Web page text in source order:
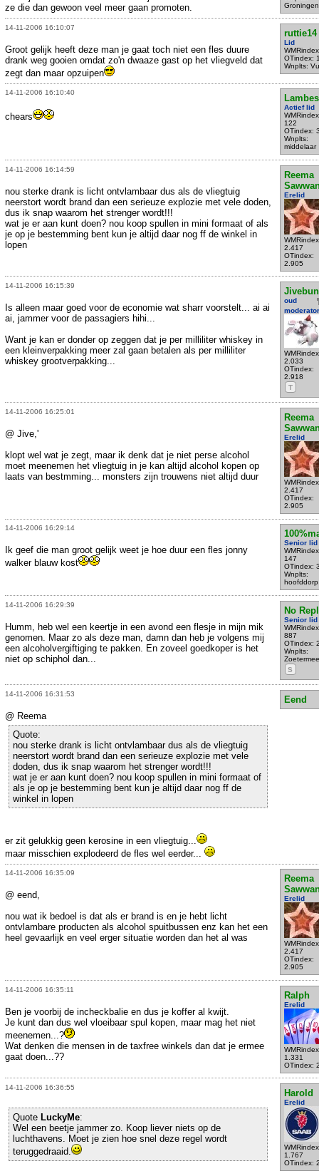
Groningen
ze die dan gewoon veel meer gaan promoten.
14-11-2006 16:10:07
ruttie14
Lid
OTindex:
Wnplts:
Groot gelijk heeft deze man je gaat toch niet een fles duure
drank weg gooien omdat zo'n dwaaze gast op het vliegveld dat
zegt dan maar opzuipen
14-11-2006 16:10:40
Actief lid
122
OTindex:
Wnplts:
middelaar
chears
14-11-2006 16:14:59
Reema
Erelid
2.417
OTindex:
2.905
nou sterke drank is licht ontvlambaar dus als de vliegtuig
neerstort wordt brand dan een serieuze explozie met vele doden,
dus ik snap waarom het strenger wordt!!!
wat je er aan kunt doen? nou koop spullen in mini formaat of als
je op je bestemming bent kun je altijd daar nog ff de winkel in
lopen
14-11-2006 16:15:39
oud
moderator
2.033
OTindex:
2.918
T
Is alleen maar goed voor de economie wat sharr voorstelt... ai ai
ai, jammer voor de passagiers hihi...
Want je kan er donder op zeggen dat je per milliliter whiskey in
een kleinverpakking meer zal gaan betalen als per milliliter
whiskey grootverpakking...
14-11-2006 16:25:01
Reema
Erelid
2.417
OTindex:
2.905
@ Jive,'
klopt wel wat je zegt, maar ik denk dat je niet perse alcohol
moet meenemen het vliegtuig in je kan altijd alcohol kopen op
laats van bestmming... monsters zijn trouwens niet altijd duur
14-11-2006 16:29:14
Senior lid
147
OTindex:
Wnplts:
hoofddorp
Ik geef die man groot gelijk weet je hoe duur een fles jonny
walker blauw kost
14-11-2006 16:29:39
No
Senior lid
887
OTindex:
Wnplts:
S
Humm, heb wel een keertje in een avond een flesje in mijn mik
genomen. Maar zo als deze man, damn dan heb je volgens mij
een alcoholvergiftiging te pakken. En zoveel goedkoper is het
niet op schiphol dan...
14-11-2006 16:31:53
Eend
@ Reema
Quote:
nou sterke drank is licht ontvlambaar dus als de vliegtuig
neerstort wordt brand dan een serieuze explozie met vele
doden, dus ik snap waarom het strenger wordt!!!
wat je er aan kunt doen? nou koop spullen in mini formaat of
als je op je bestemming bent kun je altijd daar nog ff de
winkel in lopen
er zit gelukkig geen kerosine in een vliegtuig...
maar misschien explodeerd de fles wel eerder...
14-11-2006 16:35:09
Reema
Erelid
2.417
OTindex:
2.905
@ eend,
nou wat ik bedoel is dat als er brand is en je hebt licht
ontvlambare producten als alcohol spuitbussen enz kan het een
heel gevaarlijk en veel erger situatie worden dan het al was
14-11-2006 16:35:11
Ralph
Erelid
1.331
OTindex:
Ben je voorbij de incheckbalie en dus je koffer al kwijt.
Je kunt dan dus wel vloeibaar spul kopen, maar mag het niet
meenemen...?
Wat denken die mensen in de taxfree winkels dan dat je ermee
gaat doen...??
14-11-2006 16:36:55
Harold
Erelid
1.767
OTindex:
Quote LuckyMe:
Wel een beetje jammer zo. Koop liever niets op de
luchthavens. Moet je zien hoe snel deze regel wordt
teruggedraaid.